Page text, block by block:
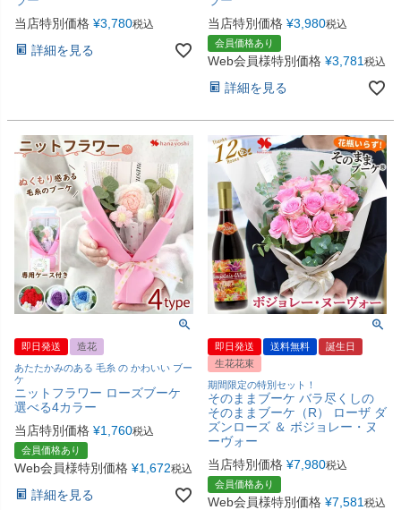
当店特別価格 ¥3,780税込
詳細を見る
当店特別価格 ¥3,980税込
会員価格あり
Web会員様特別価格 ¥3,781 税込
詳細を見る
即日発送
造花
あたたかみのある 毛糸 の かわいい ブー
ケ
ニットフラワー ローズブーケ
選べる4カラー
当店特別価格 ¥1,760税込
会員価格あり
Web会員様特別価格 ¥1,672税込
詳細を見る
即日発送 送料無料
誕生日
生花花束
期間限定の特別セット！
そのままブーケ バラ尽くしの
そのままブーケ（R） ローザ ダ
ズンローズ ＆ ボジョレー・ヌ
ーヴォー
当店特別価格 ¥7,980税込
会員価格あり
Web会員様特別価格 ¥7,581 税込